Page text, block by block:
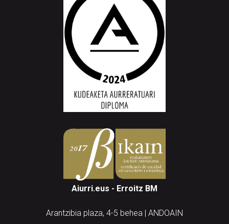
Aiurri.eus - Erroitz BM
Arantzibia plaza, 4-5 behea | ANDOAIN